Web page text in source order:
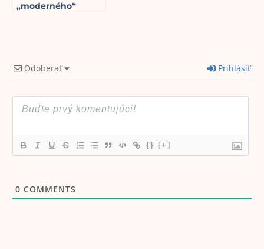
„moderného“
5min read
Odoberať Prihlásiť
{} [+]
0 COMMENTS